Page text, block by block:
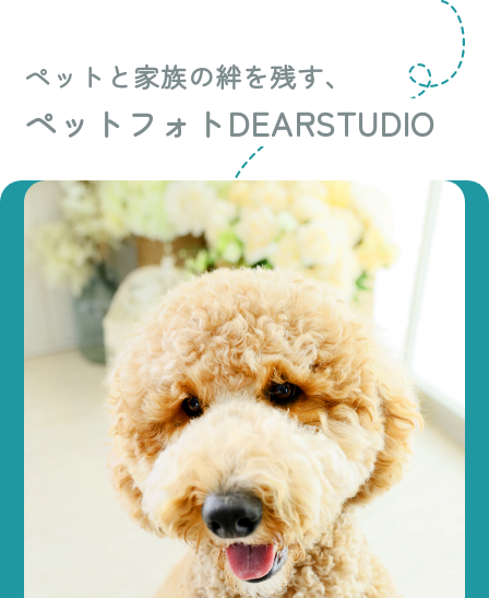
ペットと家族の絆を残す、
ペットフォトDEARSTUDIO